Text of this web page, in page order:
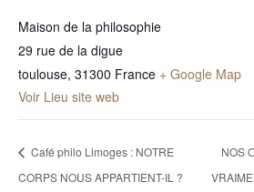
Maison de la philosophie
29 rue de la digue
toulouse, 31300 France + Google Map
Voir Lieu site web
Café philo Limoges : NOTRE
CORPS NOUS APPARTIENT-IL ?
NOS